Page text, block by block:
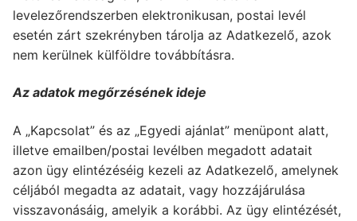
levelezőrendszerben elektronikusan, postai levél
esetén zárt szekrényben tárolja az Adatkezelő, azok
nem kerülnek külföldre továbbításra.
Az adatok megőrzésének ideje
A „Kapcsolat” és az „Egyedi ajánlat” menüpont alatt,
illetve emailben/postai levélben megadott adatait
azon ügy elintézéséig kezeli az Adatkezelő, amelynek
céljából megadta az adatait, vagy hozzájárulása
visszavonásáig, amelyik a korábbi. Az ügy elintézését,